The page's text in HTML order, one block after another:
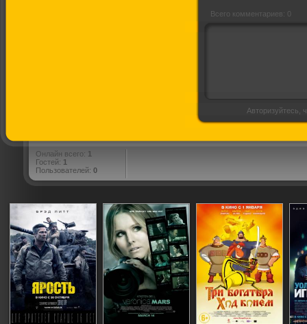
Всего комментариев: 0
Авторизуйтесь,
Онлайн всего: 1
Гостей: 1
Пользователей: 0